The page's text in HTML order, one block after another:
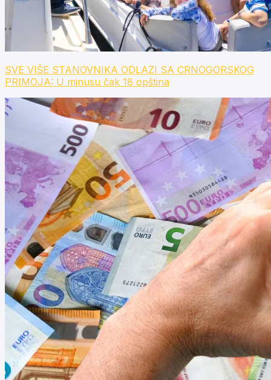
SVE VIŠE STANOVNIKA ODLAZI SA CRNOGORSKOG
PRIMOJA: U minusu čak 18 opština